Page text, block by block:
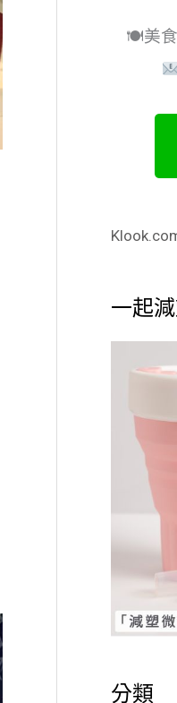
🍽美食
一起
分類